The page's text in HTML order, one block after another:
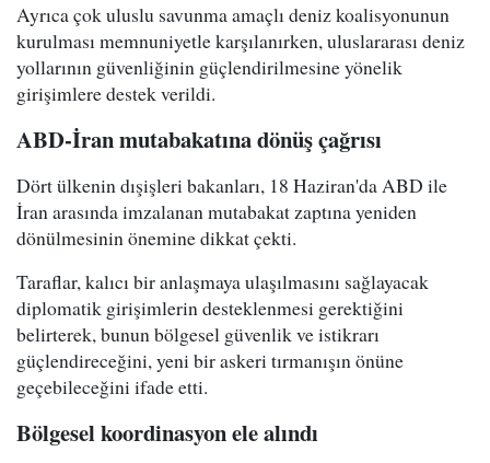
Ayrıca çok uluslu savunma amaçlı deniz koalisyonunun
kurulması memnuniyetle karşılanırken, uluslararası deniz
yollarının güvenliğinin güçlendirilmesine yönelik
girişimlere destek verildi.
ABD-İran mutabakatına dönüş çağrısı
Dört ülkenin dışişleri bakanları, 18 Haziran'da ABD ile
İran arasında imzalanan mutabakat zaptına yeniden
dönülmesinin önemine dikkat çekti.
Taraflar, kalıcı bir anlaşmaya ulaşılmasını sağlayacak
diplomatik girişimlerin desteklenmesi gerektiğini
belirterek, bunun bölgesel güvenlik ve istikrarı
güçlendireceğini, yeni bir askeri tırmanışın önüne
geçebileceğini ifade etti.
Bölgesel koordinasyon ele alındı